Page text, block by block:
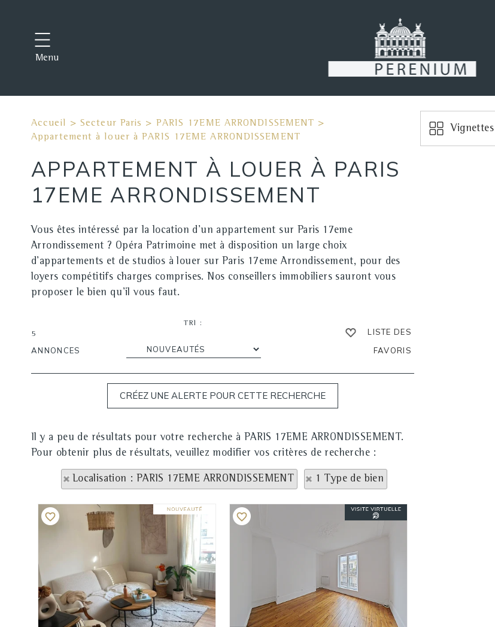
Menu
Vignettes
Accueil >Secteur Paris > PARIS 17EME ARRONDISSEMENT >
Appartement à louer à PARIS 17EME ARRONDISSEMENT
APPARTEMENT À LOUER À PARIS
17EME ARRONDISSEMENT
Vous êtes intéressé par la location d'un appartement sur Paris 17eme
Arrondissement ? Opéra Patrimoine met à disposition un large choix
d'appartements et de studios à louer sur Paris 17eme Arrondissement, pour des
loyers compétitifs charges comprises. Nos conseillers immobiliers sauront vous
proposer le bien qu'il vous faut.
5
ANNONCES
TRI :
LISTE DES
FAVORIS
Il y a peu de résultats pour votre recherche à PARIS 17EME ARRONDISSEMENT.
Pour obtenir plus de résultats, veuillez modifier vos critères de recherche :
Localisation : PARIS 17EME ARRONDISSEMENT 1 Type de bien